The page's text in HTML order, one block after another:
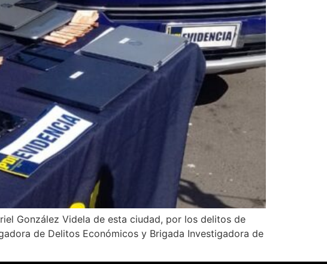
González Videla de esta ciudad, por los delitos de
de Delitos Económicos y Brigada Investigadora de